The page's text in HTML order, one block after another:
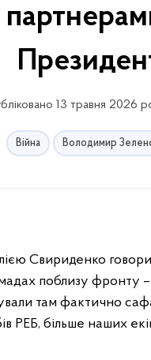
13 травня 2026
Війна Володимир
Свириденко
поблизу фронту
там фактично
РЕБ, більше наших